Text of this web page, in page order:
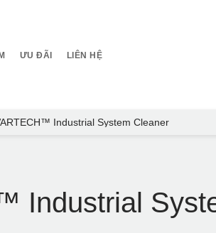
ƯU ĐÃI LIÊN HỆ
Industrial System Cleaner
Industrial